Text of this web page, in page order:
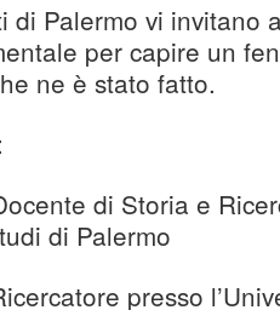
di Palermo vi invitano
per capire un
ne è stato fatto.
di Storia e
di Palermo
presso